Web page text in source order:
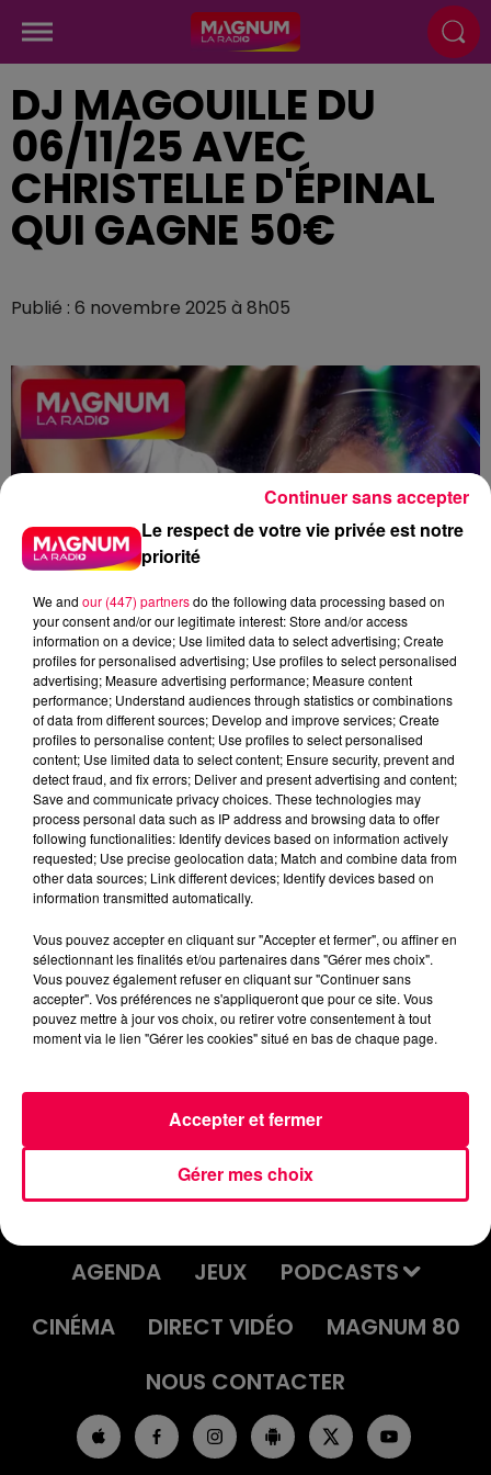
DJ MAGOUILLE DU
06/11/25 AVEC
CHRISTELLE D'ÉPINAL
QUI GAGNE 50€
Publié : 6 novembre 2025 à 8h05
podcasts/2025/11/djmag061125.mp3
DJ MAGOUILLE DU 06/11/25 AVEC
CHRISTELLE D'ÉPINAL QUI GAGNE
AGENDA
JEUX
PODCASTS
CINÉMA
DIRECT VIDÉO
MAGNUM 80
NOUS CONTACTER
Le respect de votre vie privée est notre
priorité
We and our (447) partnersdo the following data processing based on
your consent and/or our legitimate interest: Store and/or access
information on a device; Use limited data to select advertising; Create
profiles for personalised advertising; Use profiles to select personalised
advertising; Measure advertising performance; Measure content
performance; Understand audiences through statistics or combinations
of data from different sources; Develop and improve services; Create
profiles to personalise content; Use profiles to select personalised
content; Use limited data to select content; Ensure security, prevent and
detect fraud, and fix errors; Deliver and present advertising and content;
Save and communicate privacy choices. These technologies may
process personal data such as IP address and browsing data to offer
following functionalities: Identify devices based on information actively
requested; Use precise geolocation data; Match and combine data from
other data sources; Link different devices; Identify devices based on
information transmitted automatically.
Vous pouvez accepter en cliquant sur "Accepter et fermer", ou affiner en
sélectionnant les finalités et/ou partenaires dans "Gérer mes choix".
Vous pouvez également refuser en cliquant sur "Continuer sans
accepter". Vos préférences ne s'appliqueront que pour ce site. Vous
pouvez mettre à jour vos choix, ou retirer votre consentement à tout
moment via le lien "Gérer les cookies" situé en bas de chaque page.
Gérer mes choix
Accepter et fermer
Continuer sans accepter